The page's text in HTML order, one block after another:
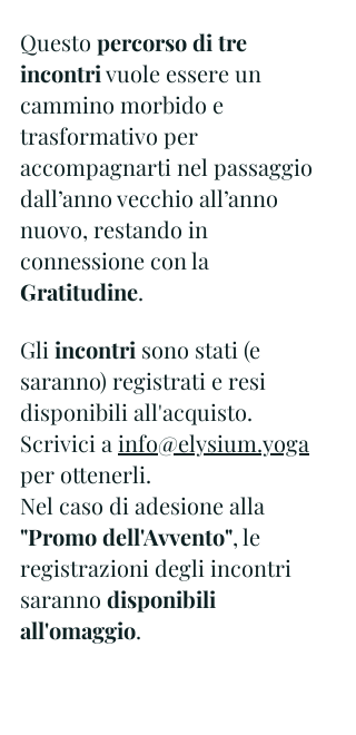
Questo percorso di tre
incontri vuole essere un
cammino morbido e
trasformativo per
accompagnarti nel passaggio
dall’anno vecchio all’anno
nuovo, restando in
connessione con la
Gratitudine.
Gli incontri sono stati (e
saranno) registrati e resi
disponibili all'acquisto.
Scrivici a info@elysium.yoga
per ottenerli.
Nel caso di adesione alla
"Promo dell'Avvento", le
registrazioni degli incontri
saranno disponibili
all'omaggio.